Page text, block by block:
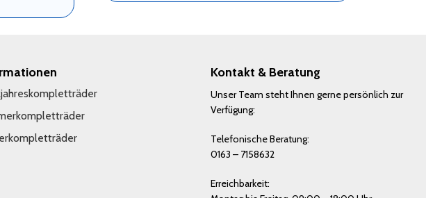
Kontakt & Beratung
Unser Team steht Ihnen gerne persönlich zur
Verfügung:
Telefonische Beratung:
0163 – 7158632
Erreichbarkeit: